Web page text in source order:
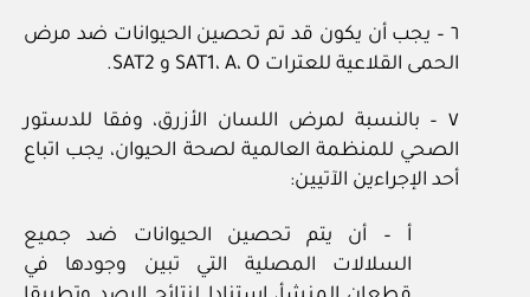
٦ – يجب أن يكون قد تم تحصين الحيوانات ضد مرض
الحمى القلاعية للعترات SAT1، A، O و SAT2.
٧ – بالنسبة لمرض اللسان الأزرق، وفقا للدستور
الصحي للمنظمة العالمية لصحة الحيوان، يجب اتباع
أحد الإجراءين الآتيين:
أ – أن يتم تحصين الحيوانات ضد جميع
السلالات المصلية التي تبين وجودها في